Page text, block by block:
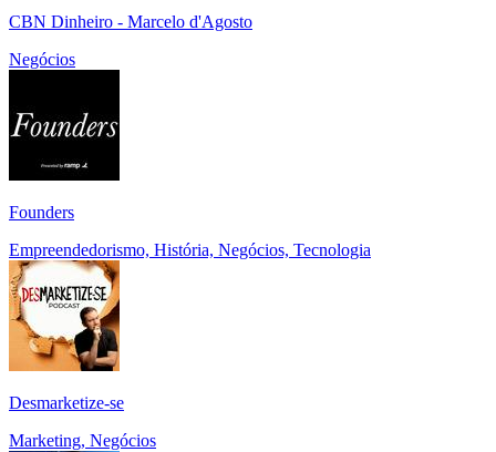
CBN Dinheiro - Marcelo d'Agosto
Negócios
Founders
Empreendedorismo, História, Negócios, Tecnologia
Desmarketize-se
Marketing, Negócios